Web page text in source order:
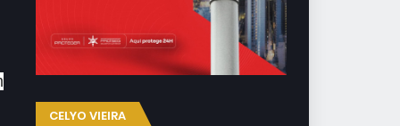
CELYO VIEIRA